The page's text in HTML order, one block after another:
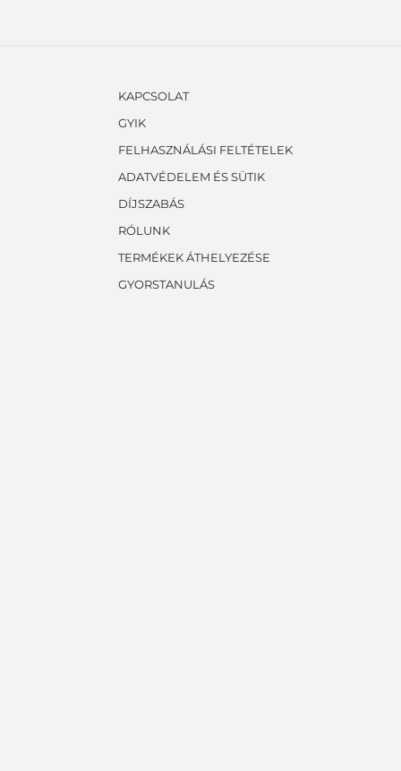
KAPCSOLAT
GYIK
FELHASZNÁLÁSI FELTÉTELEK
ADATVÉDELEM ÉS SÜTIK
DÍJSZABÁS
RÓLUNK
TERMÉKEK ÁTHELYEZÉSE
GYORSTANULÁS